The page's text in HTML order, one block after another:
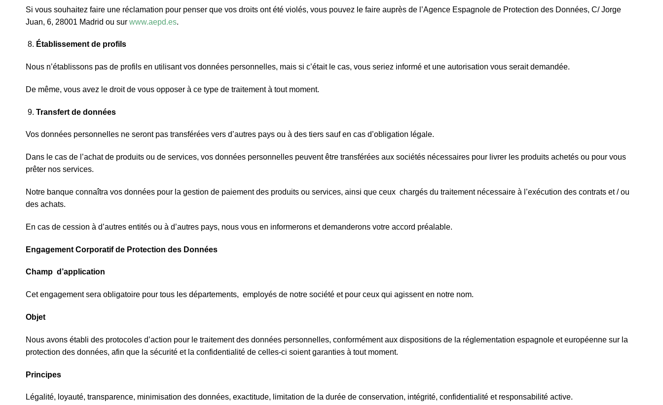
Si vous souhaitez faire une réclamation pour penser que vos droits ont été violés, vous pouvez le faire auprès de l’Agence Espagnole de Protection des Données, C/ Jorge
Juan, 6, 28001 Madrid ou sur www.aepd.es.
Établissement de profils
Nous n’établissons pas de profils en utilisant vos données personnelles, mais si c’était le cas, vous seriez informé et une autorisation vous serait demandée.
De même, vous avez le droit de vous opposer à ce type de traitement à tout moment.
Transfert de données
Vos données personnelles ne seront pas transférées vers d’autres pays ou à des tiers sauf en cas d’obligation légale.
Dans le cas de l’achat de produits ou de services, vos données personnelles peuvent être transférées aux sociétés nécessaires pour livrer les produits achetés ou pour vous
prêter nos services.
Notre banque connaîtra vos données pour la gestion de paiement des produits ou services, ainsi que ceux chargés du traitement nécessaire à l’exécution des contrats et / ou
des achats.
En cas de cession à d’autres entités ou à d’autres pays, nous vous en informerons et demanderons votre accord préalable.
Engagement Corporatif de Protection des Données
Champ d’application
Cet engagement sera obligatoire pour tous les départements, employés de notre société et pour ceux qui agissent en notre nom.
Objet
Nous avons établi des protocoles d’action pour le traitement des données personnelles, conformément aux dispositions de la réglementation espagnole et européenne sur la
protection des données, afin que la sécurité et la confidentialité de celles-ci soient garanties à tout moment.
Principes
Légalité, loyauté, transparence, minimisation des données, exactitude, limitation de la durée de conservation, intégrité, confidentialité et responsabilité active.